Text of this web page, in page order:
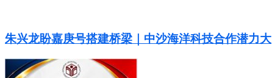
朱兴龙盼嘉庚号搭建桥梁｜中沙海洋科技合作潜力大